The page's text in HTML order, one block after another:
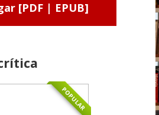
[PDF | EPUB]
POPULAR